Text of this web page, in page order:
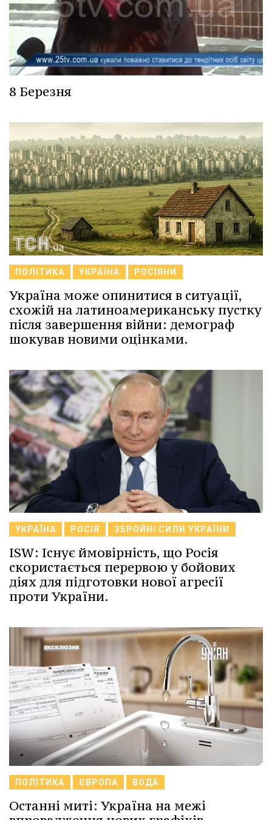
8 Березня
ПОЛІТИКА УКРАЇНА РОСІЯНИ
Україна може опинитися в ситуації,
схожій на латиноамериканську пустку
після завершення війни: демограф
шокував новими оцінками.
УКРАЇНА РОСІЯ ЗБРОЙНІ СИЛИ УКРАЇНИ
ISW: Існує ймовірність, що Росія
скористається перервою у бойових
діях для підготовки нової агресії
проти України.
ПОЛІТИКА ЄВРОПА ВОДА
Останні миті: Україна на межі